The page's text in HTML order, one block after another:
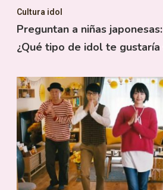
Cultura idol
Preguntan a niñas
¿Qué tipo de idol te gustaría